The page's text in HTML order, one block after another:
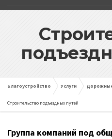
Благоустройство Услуги
Строительство подъездных путей
Группа компаний под